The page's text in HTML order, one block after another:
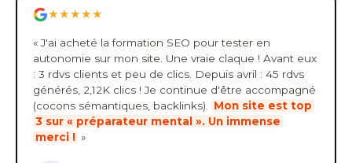
★★★★★
« J'ai acheté la formation SEO pour tester en
autonomie sur mon site. Une vraie claque ! Avant eux
: 3 rdvs clients et peu de clics. Depuis avril : 45 rdvs
générés, 2,12K clics ! Je continue d'être accompagné
(cocons sémantiques, backlinks).
Mon site est top
3 sur « préparateur mental ». Un immense
merci ! »